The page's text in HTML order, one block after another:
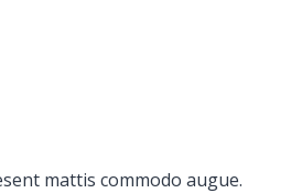
mattis commodo augue.